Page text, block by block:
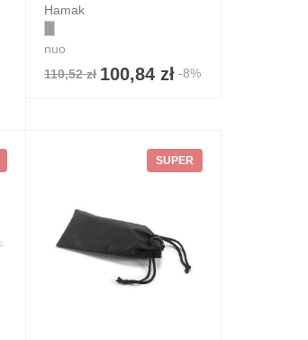
Hamak
nuo
110,52 zł 100,84 zł -8%
SUPER